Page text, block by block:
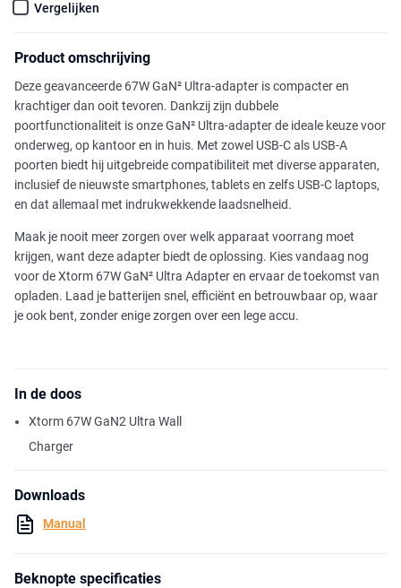
Vergelijken
Product omschrijving
Deze geavanceerde 67W GaN² Ultra-adapter is compacter en
krachtiger dan ooit tevoren. Dankzij zijn dubbele
poortfunctionaliteit is onze GaN² Ultra-adapter de ideale keuze voor
onderweg, op kantoor en in huis. Met zowel USB-C als USB-A
poorten biedt hij uitgebreide compatibiliteit met diverse apparaten,
inclusief de nieuwste smartphones, tablets en zelfs USB-C laptops,
en dat allemaal met indrukwekkende laadsnelheid.
Maak je nooit meer zorgen over welk apparaat voorrang moet
krijgen, want deze adapter biedt de oplossing. Kies vandaag nog
voor de Xtorm 67W GaN² Ultra Adapter en ervaar de toekomst van
opladen. Laad je batterijen snel, efficiënt en betrouwbaar op, waar
je ook bent, zonder enige zorgen over een lege accu.
In de doos
Xtorm 67W GaN2 Ultra Wall
Charger
Downloads
Manual
Beknopte specificaties